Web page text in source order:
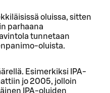
oluissa, sitten
parhaana
tunnetaan
oluista.
Esimerkiksi IPA-
jo 2005, jolloin
IPA-oluiden